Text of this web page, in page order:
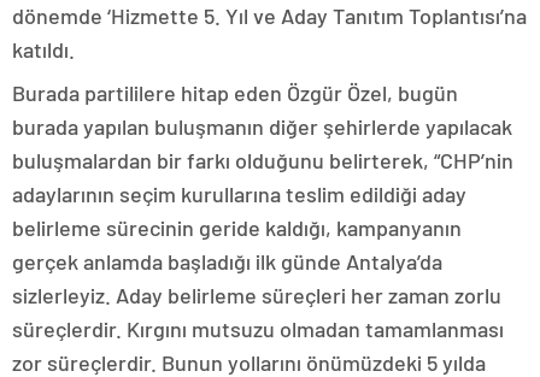
dönemde ‘Hizmette 5. Yıl ve Aday Tanıtım Toplantısı’na
katıldı.
Burada partililere hitap eden Özgür Özel, bugün
burada yapılan buluşmanın diğer şehirlerde yapılacak
buluşmalardan bir farkı olduğunu belirterek, “CHP’nin
adaylarının seçim kurullarına teslim edildiği aday
belirleme sürecinin geride kaldığı, kampanyanın
gerçek anlamda başladığı ilk günde Antalya’da
sizlerleyiz. Aday belirleme süreçleri her zaman zorlu
süreçlerdir. Kırgını mutsuzu olmadan tamamlanması
zor süreçlerdir. Bunun yollarını önümüzdeki 5 yılda